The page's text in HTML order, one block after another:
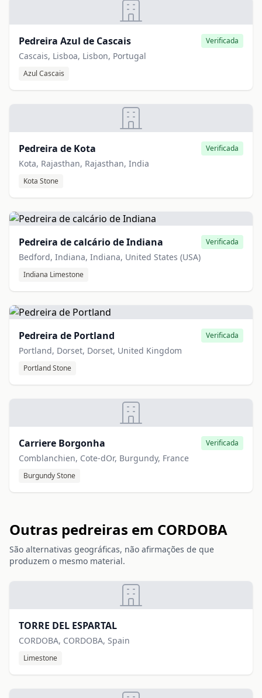
Pedreira Azul de Cascais Verificada
Cascais, Lisboa, Lisbon, Portugal
Azul Cascais
Pedreira de Kota Verificada
Kota, Rajasthan, Rajasthan, India
Kota Stone
Pedreira de calcário de Indiana Verificada
Bedford, Indiana, Indiana, United States (USA)
Indiana Limestone
Pedreira de Portland Verificada
Portland, Dorset, Dorset, United Kingdom
Portland Stone
Carriere Borgonha Verificada
Comblanchien, Cote-dOr, Burgundy, France
Burgundy Stone
Outras pedreiras em CORDOBA
São alternativas geográficas, não afirmações de que
produzem o mesmo material.
TORRE DEL ESPARTAL
CORDOBA, CORDOBA, Spain
Limestone